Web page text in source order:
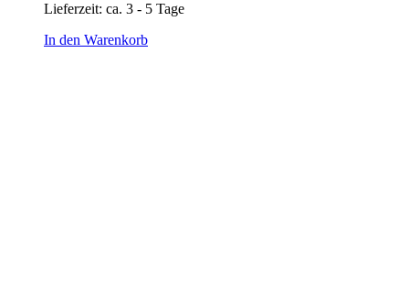
Lieferzeit: ca. 3 - 5 Tage
In den Warenkorb